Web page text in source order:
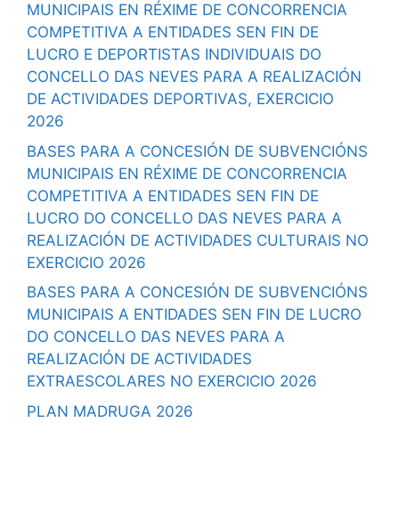
MUNICIPAIS EN RÉXIME DE CONCORRENCIA
COMPETITIVA A ENTIDADES SEN FIN DE
LUCRO E DEPORTISTAS INDIVIDUAIS DO
CONCELLO DAS NEVES PARA A REALIZACIÓN
DE ACTIVIDADES DEPORTIVAS, EXERCICIO
2026
BASES PARA A CONCESIÓN DE SUBVENCIÓNS
MUNICIPAIS EN RÉXIME DE CONCORRENCIA
COMPETITIVA A ENTIDADES SEN FIN DE
LUCRO DO CONCELLO DAS NEVES PARA A
REALIZACIÓN DE ACTIVIDADES CULTURAIS NO
EXERCICIO 2026
BASES PARA A CONCESIÓN DE SUBVENCIÓNS
MUNICIPAIS A ENTIDADES SEN FIN DE LUCRO
DO CONCELLO DAS NEVES PARA A
REALIZACIÓN DE ACTIVIDADES
EXTRAESCOLARES NO EXERCICIO 2026
PLAN MADRUGA 2026